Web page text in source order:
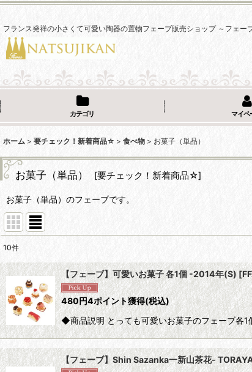
フランス発祥の小さくて可愛い陶器の置物フェーブ販売ショップ ～フェー
カテゴリ マイペ
ホーム > 要チェック！新着商品☆ > 食べ物 > お菓子（単品）
お菓子（単品） [要チェック！新着商品☆]
お菓子（単品）のフェーブです。
並び順:
10件
【フェーブ】可愛いお菓子 各1個 -2014年(S) [
480円4ポイント獲得(税込)
◆商品説明 とっても可愛いお菓子のフェーブ
【フェーブ】Shin Sazanka一新山茶花-